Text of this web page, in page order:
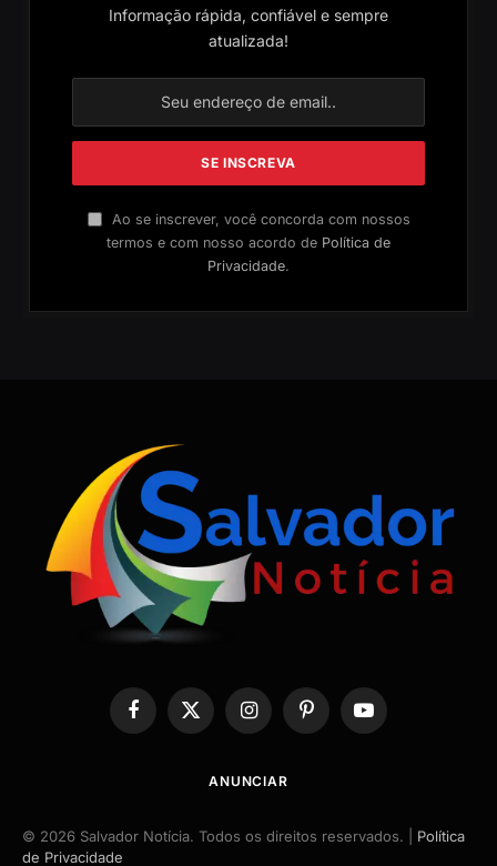
Informação rápida, confiável e sempre
atualizada!
Ao se inscrever, você concorda com nossos
termos e com nosso acordo de Política de
Privacidade.
Facebook
X
InstagramPinterestYouTube
ANUNCIAR
© 2026 Salvador Notícia. Todos os direitos reservados. | Política
de Privacidade